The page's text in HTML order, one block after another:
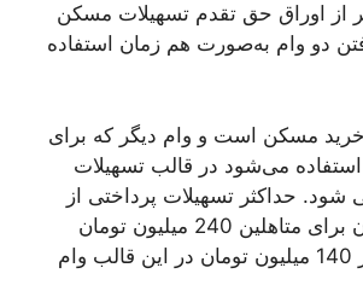
از اوراق حق تقدم تسهیلات مسکن
دو وام به‌صورت هم‌ زمان استفاده
مسکن است و وام دیگر که برای
استفاده می‌‌شود در قالب تسهیلات
شود. حداکثر تسهیلات پرداختی از
این محل در تهران برای متاهلین 240 میلیون تومان
است. مجردها نیز 140 میلیون تومان در این قالب وام